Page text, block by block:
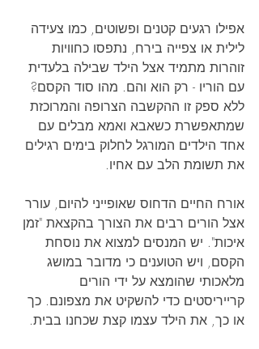
אפילו רגעים קטנים ופשוטים, כמו צעידה
לילית או צפייה בירח, נתפסו כחוויות
זוהרות מתמיד אצל הילד שבילה בלעדית
עם הוריו - רק הוא והם. מהו סוד הקסם?
ללא ספק זו ההקשבה הצרופה והמרוכזת
שמתאפשרת כשאבא ואמא מבלים עם
אחד הילדים המורגל לחלוק בימים רגילים
את תשומת הלב עם אחיו.
אורח החיים הדחוס שאופייני להיום, עורר
אצל הורים רבים את הצורך בהקצאת "זמן
איכות". יש המנסים למצוא את נוסחת
הקסם, ויש הטוענים כי מדובר במושג
מלאכותי שהומצא על ידי הורים
קרייריסטים כדי להשקיט את מצפונם. כך
או כך, את הילד עצמו קצת שכחנו בבית.